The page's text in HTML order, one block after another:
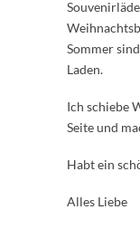
Sommer
Laden.
Ich schiebe
Seite und
Habt ein
Alles Liebe